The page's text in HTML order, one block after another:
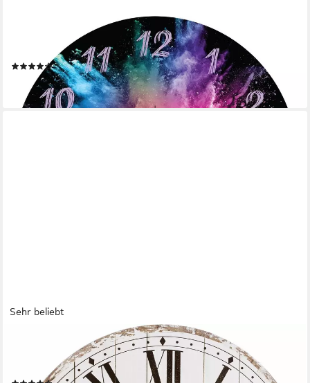
Wanduhr GRAVURZEILE Wanduhr aus Holz plash Love 2.0 -
Geräuscharm
(2)
24,90 €
lieferbar - in 2-3 Werktagen bei dir
Sehr beliebt
Wanduhr "Cafe de la tour" (römische Ziffern, rund, Ø 60 cm,
Vintage-Look)